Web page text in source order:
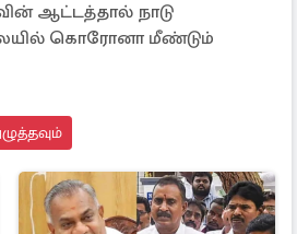
ஆட்டத்தால் நாடு
கொரோனா மீண்டும்